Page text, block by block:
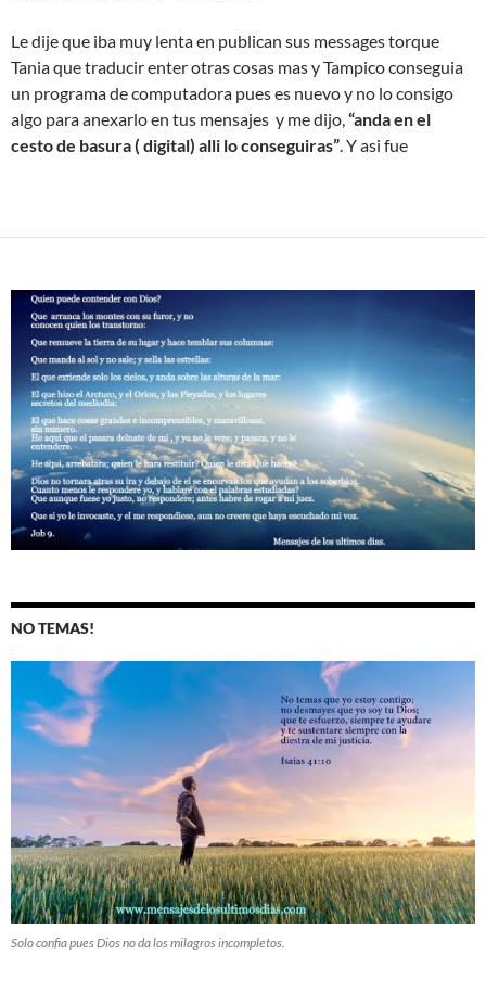
Le dije que iba muy lenta en publican sus messages torque
Tania que traducir enter otras cosas mas y Tampico conseguia
un programa de computadora pues es nuevo y no lo consigo
algo para anexarlo en tus mensajes y me dijo, “anda en el
cesto de basura ( digital) alli lo conseguiras” . Y asi fue
NO TEMAS!
Solo confia pues Dios no da los milagros incompletos.